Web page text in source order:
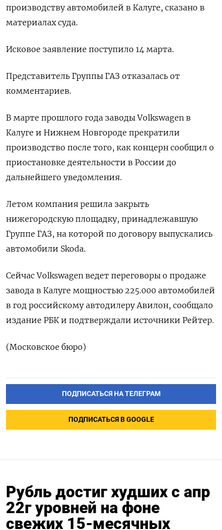
производству автомобилей в Калуге, сказано в
материалах суда.
Исковое заявление поступило 14 марта.
Представитель Группы ГАЗ отказалась от
комментариев.
В марте прошлого года заводы Volkswagen в
Калуге и Нижнем Новгороде прекратили
производство после того, как концерн сообщил о
приостановке деятельности в России до
дальнейшего уведомления.
Летом компания решила закрыть
нижегородскую площадку, принадлежавшую
Группе ГАЗ, на которой по договору выпускались
автомобили Skoda.
Сейчас Volkswagen ведет переговоры о продаже
завода в Калуге мощностью 225.000 автомобилей
в год российскому автодилеру Авилон, сообщало
издание РБК и подтверждали источники Рейтер.
(Московское бюро)
ПОДПИСАТЬСЯ НА ТЕЛЕГРАМ
ПОДПИСАТЬСЯ В GOOGLE
Рубль достиг худших с апр
22г уровней на фоне
свежих 15-месячных